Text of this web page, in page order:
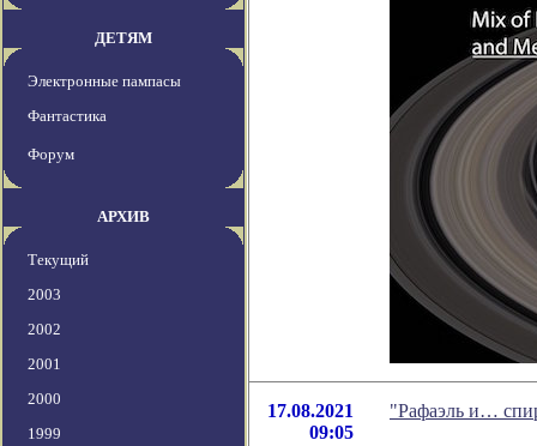
ДЕТЯМ
Электронные пампасы
Фантастика
Форум
АРХИВ
Текущий
2003
2002
2001
2000
1999
17.08.2021
09:05
"Рафаэль и…